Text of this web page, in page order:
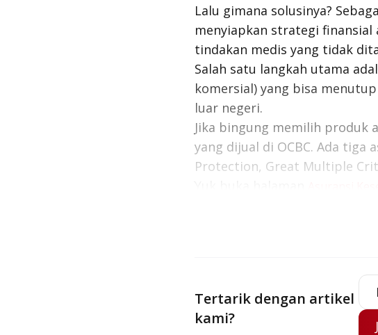
Lalu gimana solusinya?
menyiapkan strategi
tindakan medis yang tidak
Salah satu langkah utama
komersial) yang bisa
luar negeri.
Jika bingung memilih produk
yang dijual di OCBC. Ada tiga
Protection, Great Multiple
Apa Perbedaan KIS
Tertarik dengan artikel
kami?